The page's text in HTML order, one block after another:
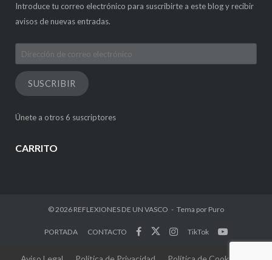
Introduce tu correo electrónico para suscribirte a este blog y recibir
avisos de nuevas entradas.
Dirección
de
correo
electrónico
SUSCRIBIR
Únete a otros 6 suscriptores
CARRITO
© 2026 REFLEXIONES DE UN VASCO Tema por Puro
PORTADA CONTACTO TikTok